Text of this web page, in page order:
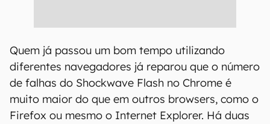
Quem já passou um bom tempo utilizando
diferentes navegadores já reparou que o número
de falhas do Shockwave Flash no Chrome é
muito maior do que em outros browsers, como o
Firefox ou mesmo o Internet Explorer. Há duas